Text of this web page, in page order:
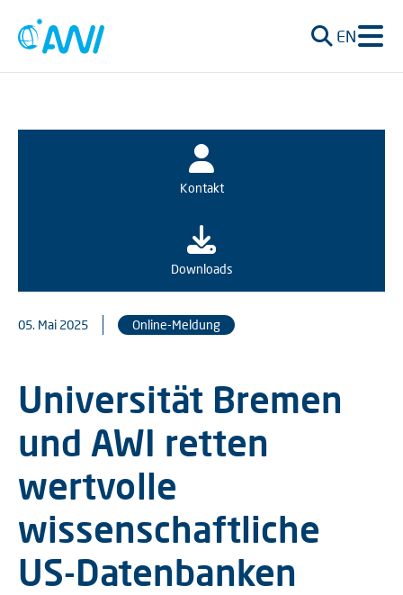
EN
Kontakt
Downloads
05. Mai 2025 Online-Meldung
Universität Bremen
und AWI retten
wertvolle
wissenschaftliche
US-Datenbanken